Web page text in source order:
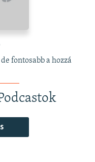
fontosabb a hozzá